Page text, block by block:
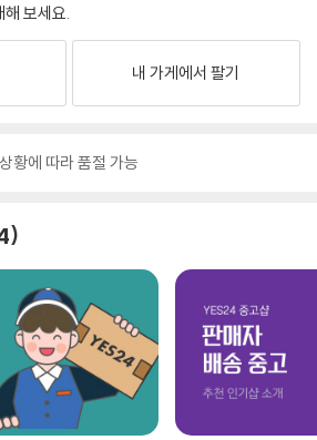
보세요.
내 가게에서 팔기
황에 따라 품절 가능